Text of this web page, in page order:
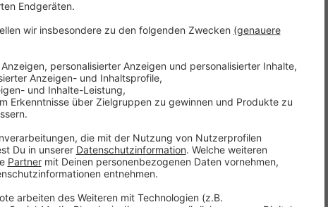
Euro.
Weitere Infos und Links zum Thema:
Anzeige
Meldung der Stadt dazu